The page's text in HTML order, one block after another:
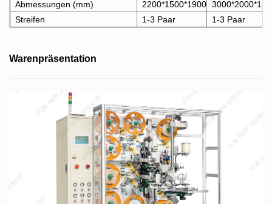
Abmessungen (mm) 2200*1500*1900
Streifen
1-3 Paar 1-3 Paar
Warenpräsentation